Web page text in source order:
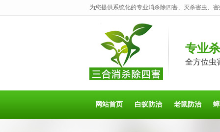
为您提供系统化的专业消杀除四害、灭杀害虫、
专业
全方位虫
网站首页 白蚁防治 老鼠防治